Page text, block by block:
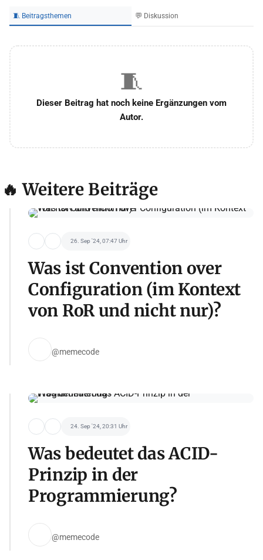
🧵 Beitragsthemen 💬 Diskussion
🧵
Dieser Beitrag hat noch keine Ergänzungen vom
Autor.
🔥 Weitere Beiträge
26. Sep '24, 07:47 Uhr
Was ist Convention over
Configuration (im Kontext
von RoR und nicht nur)?
@memecode
24. Sep '24, 20:31 Uhr
Was bedeutet das ACID-
Prinzip in der
Programmierung?
@memecode